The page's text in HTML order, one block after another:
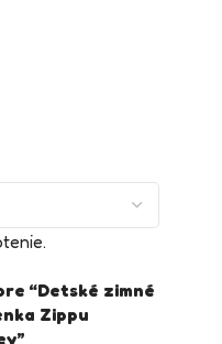
“Detské zimné
Zippu